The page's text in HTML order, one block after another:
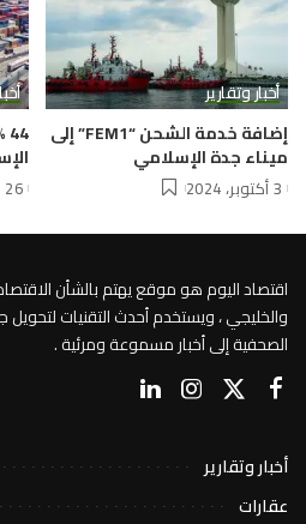
أخبار وتقارير
إضافة خدمة الشحن “FEM1” إلى
ميناء جدة الإسلامي
3 أكتوبر، 2024 26 سبتمبر، 2024
اقتصاد اليوم هو موقع يهتم بالشأن
والخليجي ، ويستخدم أحدث التقنيات
الصحفية إلى أخبار مسموعة ومرئية .
أخبار وتقارير
عقارات